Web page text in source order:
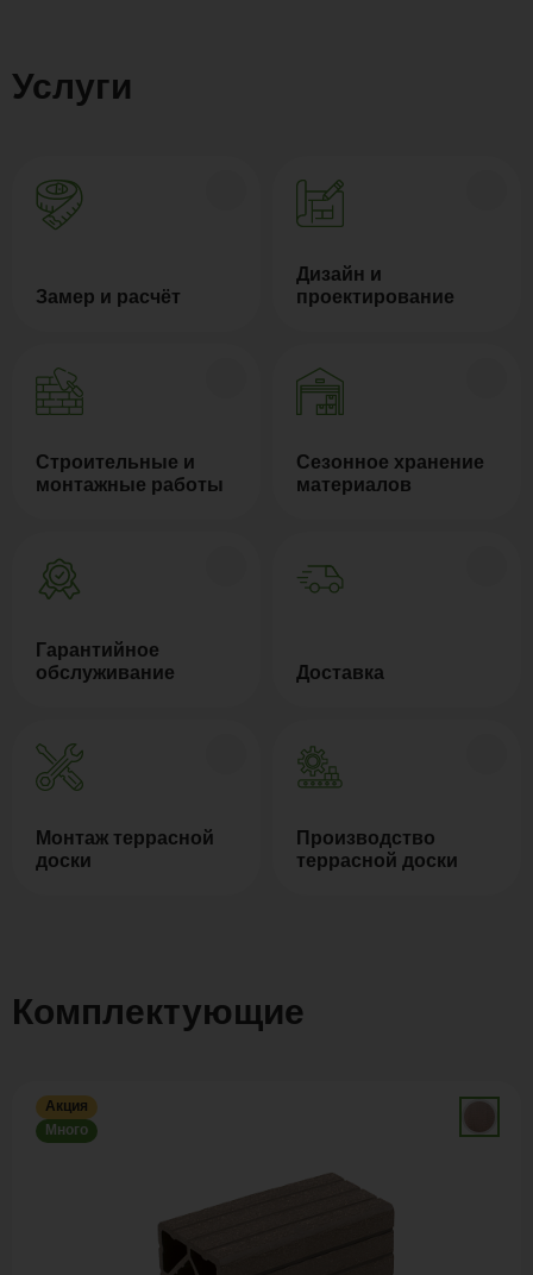
Услуги
Замер и расчёт
Дизайн и
проектирование
Строительные и
монтажные работы
Сезонное хранение
материалов
Гарантийное
обслуживание
Доставка
Монтаж террасной
доски
Производство
террасной доски
Комплектующие
Акция
Много